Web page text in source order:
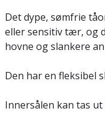
Det dype, sømfrie
eller sensitiv tær, og
hovne og slankere
Den har en fleksibel
Innersålen kan tas